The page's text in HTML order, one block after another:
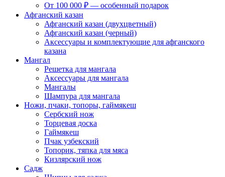
От 100 000 ₽ — особенный подарок
Афганский казан
Афганский казан (двухцветный)
Афганский казан (черный)
Аксессуары и комплектующие для афганского
казана
Мангал
Решетка для мангала
Аксессуары для мангала
Мангалы
Шампура для мангала
Ножи, пчаки, топоры, гаймякеш
Сербский нож
Торцевая доска
Гаймякеш
Пчак узбекский
Топорик, тяпка для мяса
Кизлярский нож
Садж